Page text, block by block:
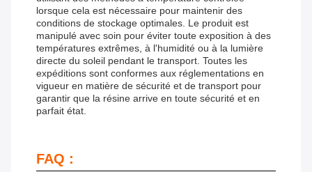
lorsque cela est nécessaire pour maintenir des
conditions de stockage optimales. Le produit est
manipulé avec soin pour éviter toute exposition à des
températures extrêmes, à l'humidité ou à la lumière
directe du soleil pendant le transport. Toutes les
expéditions sont conformes aux réglementations en
vigueur en matière de sécurité et de transport pour
garantir que la résine arrive en toute sécurité et en
parfait état.
FAQ :